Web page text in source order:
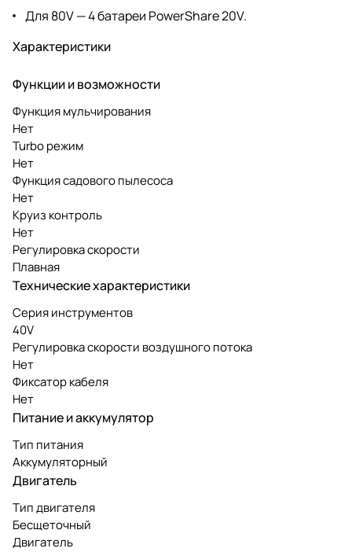
Для 80V — 4 батареи PowerShare 20V.
Характеристики
Функции и возможности
Функция мульчирования
Нет
Turbo режим
Нет
Функция садового пылесоса
Нет
Круиз контроль
Нет
Регулировка скорости
Плавная
Технические характеристики
Серия инструментов
40V
Регулировка скорости воздушного потока
Нет
Фиксатор кабеля
Нет
Питание и аккумулятор
Тип питания
Аккумуляторный
Двигатель
Тип двигателя
Бесщеточный
Двигатель